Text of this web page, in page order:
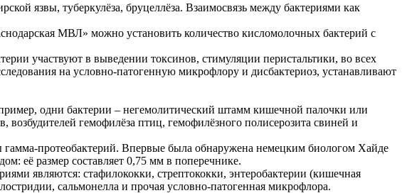
язвы, туберкулёза, бруцеллёза. Взаимосвязь между бактериями как
МВЛ» можно установить количество кисломолочных бактерий с
участвуют в выведении токсинов, стимуляции перистальтики, во всех
на условно-патогенную микрофлору и дисбактериоз, устанавливают
одни бактерии – негемолитический штамм кишечной палочки или
гемофилёза птиц, гемофилёзного полисерозита свиней и
протеобактерий. Впервые была обнаружена немецким биологом Хайде
её размер составляет 0,75 мм в поперечнике.
являются: стафилококки, стрептококки, энтеробактерии (кишечная
сальмонелла и прочая условно-патогенная микрофлора.